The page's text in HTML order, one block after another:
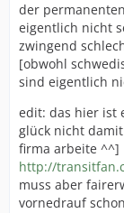
der
eigentlich nicht
zwingend
[obwohl
sind eigentlich
edit: das hier ist
glück nicht
firma arbeite ^^]
http://
muss aber
vornedrauf